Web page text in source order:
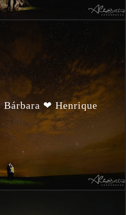
Bárbara ❤ Henrique